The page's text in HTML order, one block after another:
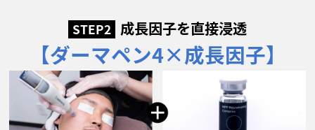
STEP2 成長因子を直接浸透
【ダーマペン4×成長因子】